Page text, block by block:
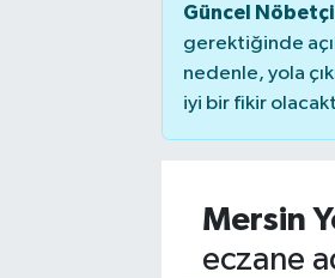
Güncel
gerektiğinde
nedenle, yola
iyi bir fikir
Mersin
eczane